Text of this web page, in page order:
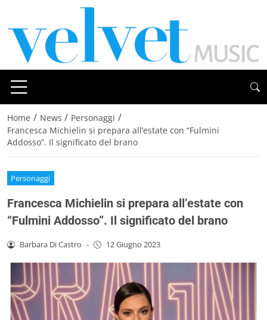
Home / News / Personaggi /
Francesca Michielin si prepara all’estate con “Fulmini
Addosso”. Il significato del brano
Personaggi
Francesca Michielin si prepara all’estate con
“Fulmini Addosso”. Il significato del brano
Barbara Di Castro - 12 Giugno 2023